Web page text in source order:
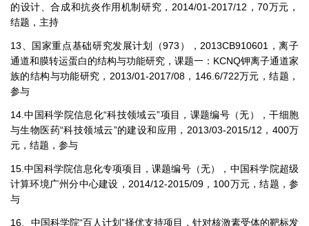
的设计、合成和抗炎作用机制研究，2014/01-2017/12，70万元，
结题，主持
13、国家重点基础研究发展计划（973），2013CB910601，离子
通道和膜转运蛋白的结构与功能研究，课题一：KCNQ钾离子通道家
族的结构与功能研究，2013/01-2017/08，146.6/722万元，结题，
参与
14.中国科学院信息化“科技领域云”项目，课题编号（无），干细胞
与生物医药“科技领域云”的建设和应用，2013/03-2015/12，400万
元，结题，参与
15.中国科学院信息化专项项目，课题编号（无），中国科学院超级
计算环境广州分中心建设，2014/12-2015/09，100万元，结题，参
与
16、中国科学院“百人计划”择优支持项目，针对核激素受体的靶标发